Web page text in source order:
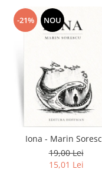
-21% NOU
Iona - Marin
19,00 Lei
15,01 Lei